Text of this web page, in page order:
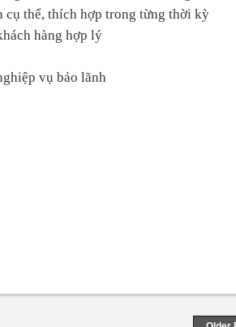
cụ thể, thích hợp trong từng thời kỳ
hàng hợp lý
vụ bảo lãnh